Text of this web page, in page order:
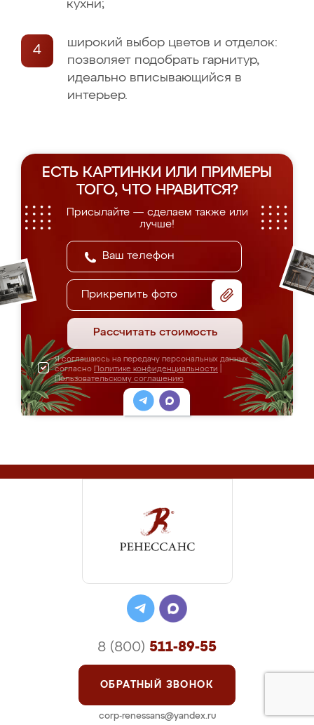
кухни;
широкий выбор цветов и отделок:
позволяет подобрать гарнитур,
идеально вписывающийся в
интерьер.
ЕСТЬ КАРТИНКИ ИЛИ ПРИМЕРЫ
ТОГО, ЧТО НРАВИТСЯ?
Присылайте — сделаем также или
лучше!
Прикрепить фото
Рассчитать стоимость
Я соглашаюсь на передачу персональных данных
согласно Политике конфиденциальности
Пользовательскому соглашению
8 (800) 511-89-55
ОБРАТНЫЙ ЗВОНОК
corp-renessans@yandex.ru